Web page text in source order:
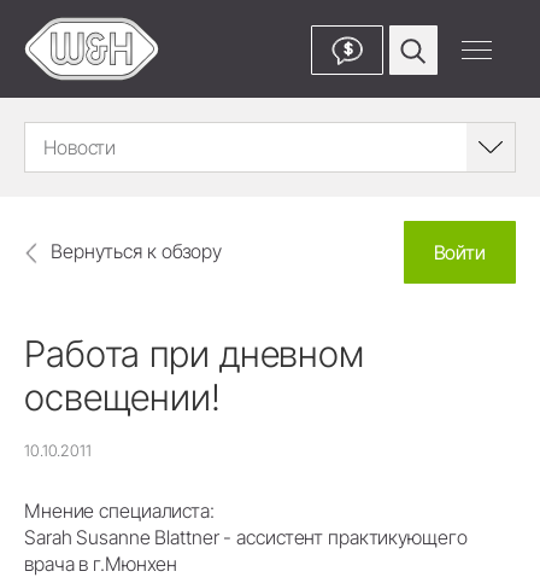
$
Новости
Вернуться к обзору Войти
Работа при дневном
освещении!
10.10.2011
Мнение специалиста:
Sarah Susanne Blattner - ассистент практикующего
врача в г.Мюнхен